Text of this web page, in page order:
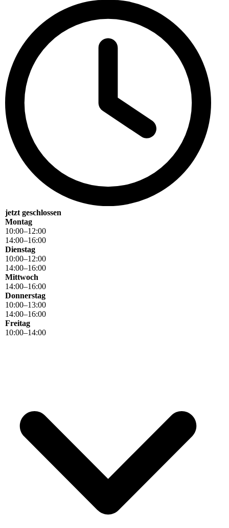
jetzt geschlossen
Montag
10:00–12:00
14:00–16:00
Dienstag
10:00–12:00
14:00–16:00
Mittwoch
14:00–16:00
Donnerstag
10:00–13:00
14:00–16:00
Freitag
10:00–14:00